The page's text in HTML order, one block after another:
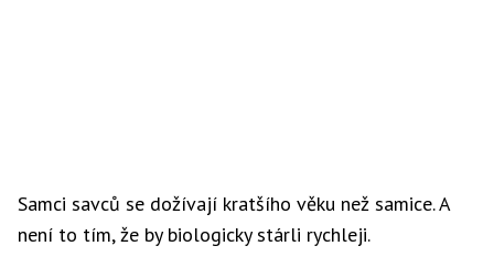
Samci savců se dožívají kratšího věku než samice. A
není to tím, že by biologicky stárli rychleji.